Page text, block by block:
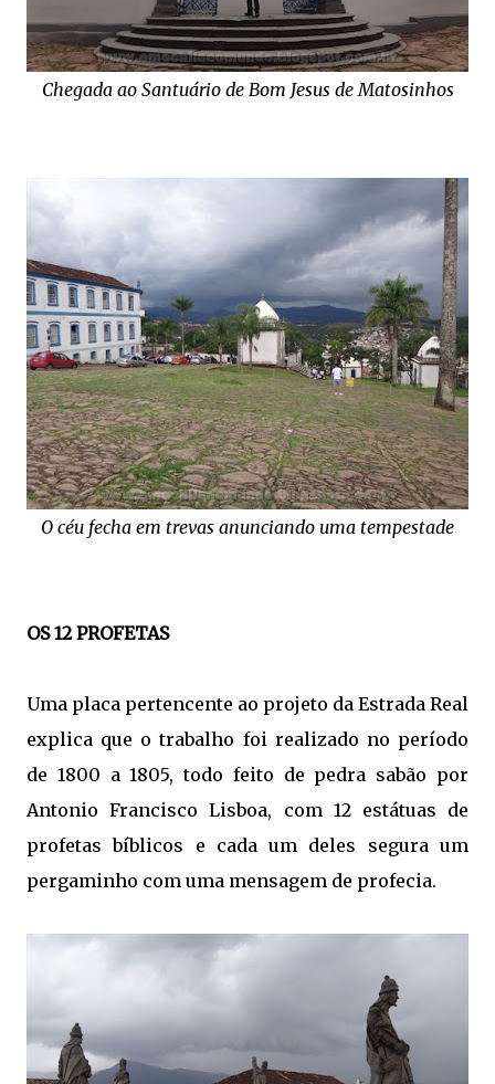
Chegada ao Santuário de Bom Jesus de Matosinhos
O céu fecha em trevas anunciando uma tempestade
OS 12 PROFETAS
Uma placa pertencente ao projeto da Estrada Real
explica que o trabalho foi realizado no período
de 1800 a 1805, todo feito de pedra sabão por
Antonio Francisco Lisboa, com 12 estátuas de
profetas bíblicos e cada um deles segura um
pergaminho com uma mensagem de profecia.